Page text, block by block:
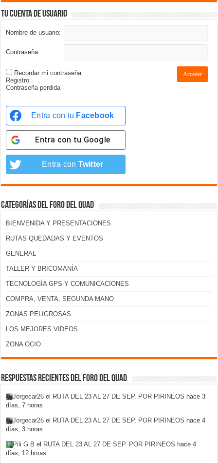
Tu cuenta de usuario
Nombre de usuario:
Contraseña:
Recordar mi contraseña Acceder
Registro
Contraseña perdida
Entra con tu Facebook
Entra con tu Google
Entra con Twitter
Categorías del foro del Quad
BIENVENIDA Y PRESENTACIONES
RUTAS QUEDADAS Y EVENTOS
GENERAL
TALLER Y BRICOMANÍA
TECNOLOGÍA GPS Y COMUNICACIONES
COMPRA, VENTA, SEGUNDA MANO
ZONAS PELIGROSAS
LOS MEJORES VIDEOS
ZONA OCIO
Respuestas recientes del foro del Quad
Jorgecar26 el RUTA DEL 23 AL 27 DE SEP. POR PIRINEOS hace 3
días, 7 horas
Jorgecar26 el RUTA DEL 23 AL 27 DE SEP. POR PIRINEOS hace 4
días, 3 horas
Pili G B el RUTA DEL 23 AL 27 DE SEP. POR PIRINEOS hace 4
días, 12 horas